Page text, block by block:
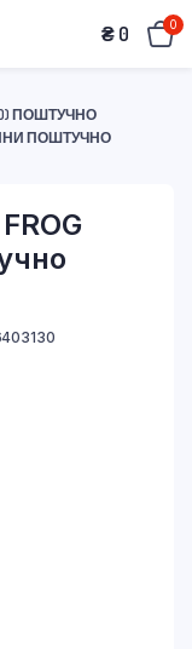
₴ 0 0
ПОШТУЧНО
ПОШТУЧНО